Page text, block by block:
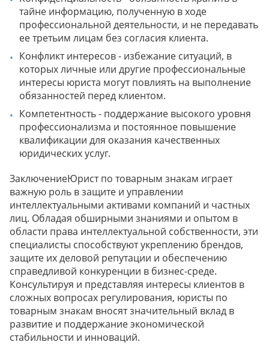
тайне информацию, полученную в ходе
профессиональной деятельности, и не передавать
ее третьим лицам без согласия клиента.
Конфликт интересов - избежание ситуаций, в
которых личные или другие профессиональные
интересы юриста могут повлиять на выполнение
обязанностей перед клиентом.
Компетентность - поддержание высокого уровня
профессионализма и постоянное повышение
квалификации для оказания качественных
юридических услуг.
ЗаключениеЮрист по товарным знакам играет
важную роль в защите и управлении
интеллектуальными активами компаний и частных
лиц. Обладая обширными знаниями и опытом в
области права интеллектуальной собственности, эти
специалисты способствуют укреплению брендов,
защите их деловой репутации и обеспечению
справедливой конкуренции в бизнес-среде.
Консультируя и представляя интересы клиентов в
сложных вопросах регулирования, юристы по
товарным знакам вносят значительный вклад в
развитие и поддержание экономической
стабильности и инноваций.